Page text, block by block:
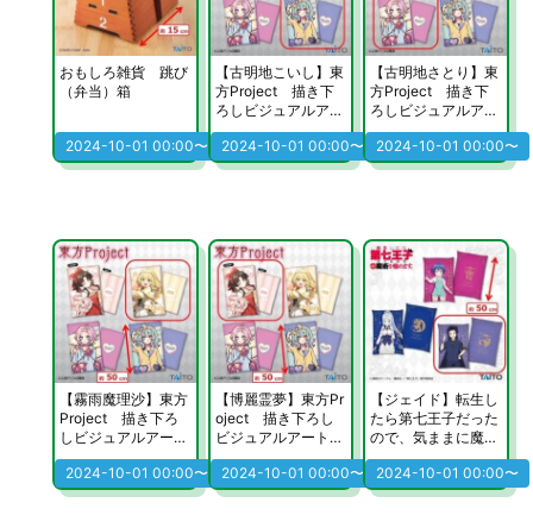
おもしろ雑貨 跳び
（弁当）箱
2024-10-01 00:00〜
【古明地こいし】東
方Project 描き下
ろしビジュアルアー
トクッションvol.2
2024-10-01 00:00〜
【古明地さとり】東
方Project 描き下
ろしビジュアルアー
トクッションvol.2
2024-10-01 00:00〜
【霧雨魔理沙】東方
Project 描き下ろ
しビジュアルアート
クッションvol.2
2024-10-01 00:00〜
【博麗霊夢】東方Pr
oject 描き下ろし
ビジュアルアートク
ッションvol.2
2024-10-01 00:00〜
【ジェイド】転生し
たら第七王子だった
ので、気ままに魔術
を極めます ビジュ
アルアートクッショ
ン
2024-10-01 00:00〜